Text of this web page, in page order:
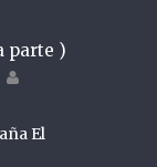
parte )
El